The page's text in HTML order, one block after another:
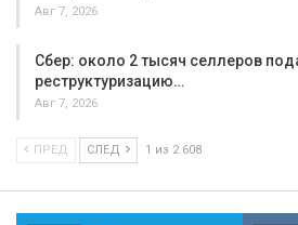
Авг 7, 2026
Сбер: около 2 тысяч селлеров
реструктуризацию…
Авг 7, 2026
ПРЕД СЛЕД 1 из 2 608